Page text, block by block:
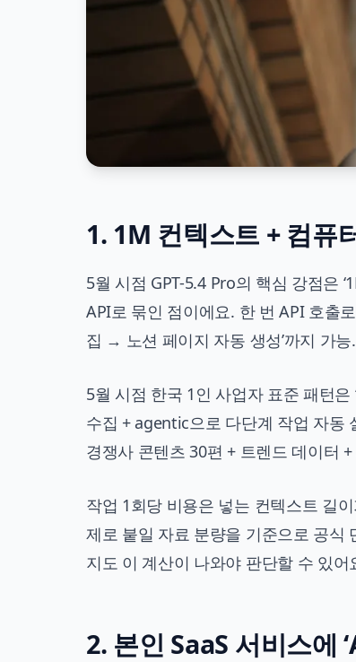
1. 1M 컨텍스트 + 컴
5월 시점 GPT-5.4 Pro의 핵심 강점은
API로 묶인 점이에요. 한 번 API 호출
집 → 노션 페이지 자동 생성’까지 가능.
5월 시점 한국 1인 사업자 표준 패턴
수집 + agentic으로 다단계 작업 자동
경쟁사 콘텐츠 30편 + 트렌드 데이터
작업 1회당 비용은 넣는 컨텍스트 길
제로 붙일 자료 분량을 기준으로 공식
지도 이 계산이 나와야 판단할 수 있어
2. 본인 SaaS 서비스에